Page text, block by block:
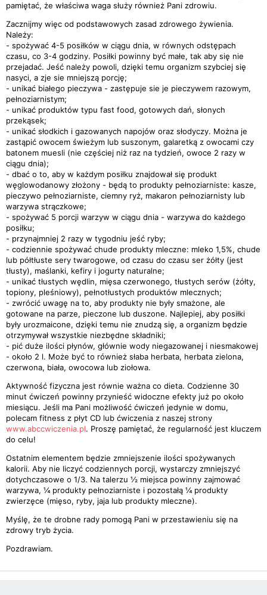
pamiętać, że właściwa waga służy również Pani zdrowiu.
Zacznijmy więc od podstawowych zasad zdrowego żywienia.
Należy:
- spożywać 4-5 posiłków w ciągu dnia, w równych odstępach
czasu, co 3-4 godziny. Posiłki powinny być małe, tak aby się nie
przejadać. Jeść należy powoli, dzięki temu organizm szybciej się
nasyci, a zje sie mniejszą porcję;
- unikać białego pieczywa - zastępuje sie je pieczywem razowym,
pełnoziarnistym;
- unikać produktów typu fast food, gotowych dań, słonych
przekąsek;
- unikać słodkich i gazowanych napojów oraz słodyczy. Można je
zastąpić owocem świeżym lub suszonym, galaretką z owocami czy
batonem muesli (nie częściej niż raz na tydzień, owoce 2 razy w
ciągu dnia);
- dbać o to, aby w każdym posiłku znajdował się produkt
węglowodanowy złożony - będą to produkty pełnoziarniste: kasze,
pieczywo pełnoziarniste, ciemny ryż, makaron pełnoziarnisty lub
warzywa strączkowe;
- spożywać 5 porcji warzyw w ciągu dnia - warzywa do każdego
posiłku;
- przynajmniej 2 razy w tygodniu jeść ryby;
- codziennie spożywać chude produkty mleczne: mleko 1,5%, chude
lub półtłuste sery twarogowe, od czasu do czasu ser żółty (jest
tłusty), maślanki, kefiry i jogurty naturalne;
- unikać tłustych wędlin, mięsa czerwonego, tłustych serów (żółty,
topiony, pleśniowy), pełnotłustych produktów mlecznych;
- zwrócić uwagę na to, aby produkty nie były smażone, ale
gotowane na parze, pieczone lub duszone. Najlepiej, aby posiłki
były urozmaicone, dzięki temu nie znudzą się, a organizm będzie
otrzymywał wszystkie niezbędne składniki;
- pić duże ilości płynów, głównie wody niegazowanej i niesmakowej
- około 2 l. Może być to również słaba herbata, herbata zielona,
czerwona, biała, owocowa lub ziołowa.
Aktywność fizyczna jest równie ważna co dieta. Codzienne 30
minut ćwiczeń powinny przynieść widoczne efekty już po około
miesiącu. Jeśli ma Pani możliwość ćwiczeń jedynie w domu,
polecam fitness z płyt CD lub ćwiczenia z naszej strony
www.abccwiczenia.pl. Proszę pamiętać, że regularność jest kluczem
do celu!
Ostatnim elementem będzie zmniejszenie ilości spożywanych
kalorii. Aby nie liczyć codziennych porcji, wystarczy zmniejszyć
dotychczasowe o 1/3. Na talerzu ½ miejsca powinny zajmować
warzywa, ¼ produkty pełnoziarniste i pozostałą ¼ produkty
zwierzęce (mięso, ryby, jaja lub produkty mleczne).
Myślę, że te drobne rady pomogą Pani w przestawieniu się na
zdrowy tryb życia.
Pozdrawiam.